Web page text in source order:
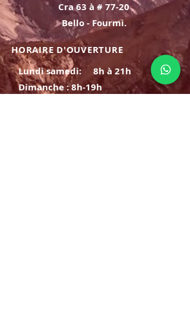
Cra 63 à # 77-20
Bello - Fourmi.
HORAIRE D'OUVERTURE
Lundi samedi:
8h à 21h
Dimanche : 8h-19h